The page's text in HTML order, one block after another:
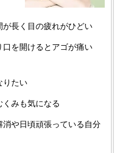
が長く目の疲れがひどい
を開けるとアゴが痛い
りたい
くみも気になる
消や日頃頑張っている自分